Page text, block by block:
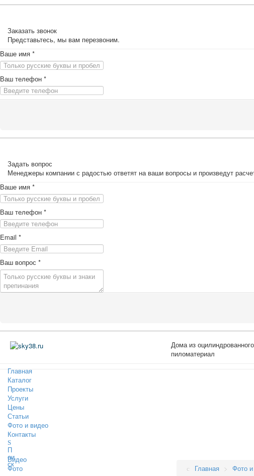
Заказать звонок
Представьтесь, мы вам перезвоним.
Ваше имя *
Ваш телефон *
Задать вопрос
Менеджеры компании с радостью ответят на ваши вопросы и произведут
Ваше имя *
Ваш телефон *
Email *
Ваш вопрос *
Дома из
пиломатериал
Главная
Каталог
Проекты
Услуги
Цены
Статьи
Фото и видео
Контакты
П
ои
ск
Видео
Фото
Главная > Фото